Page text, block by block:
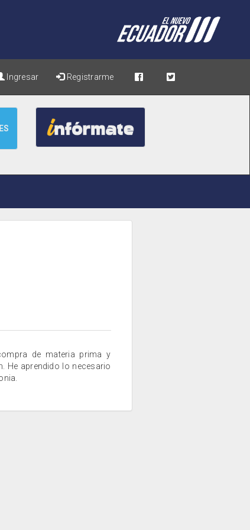
Ingresar Registrarme
de materia prima y
He aprendido lo necesario